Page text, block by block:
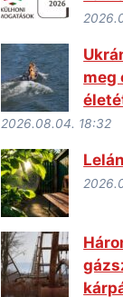
meg
2026.08.04. 18:32